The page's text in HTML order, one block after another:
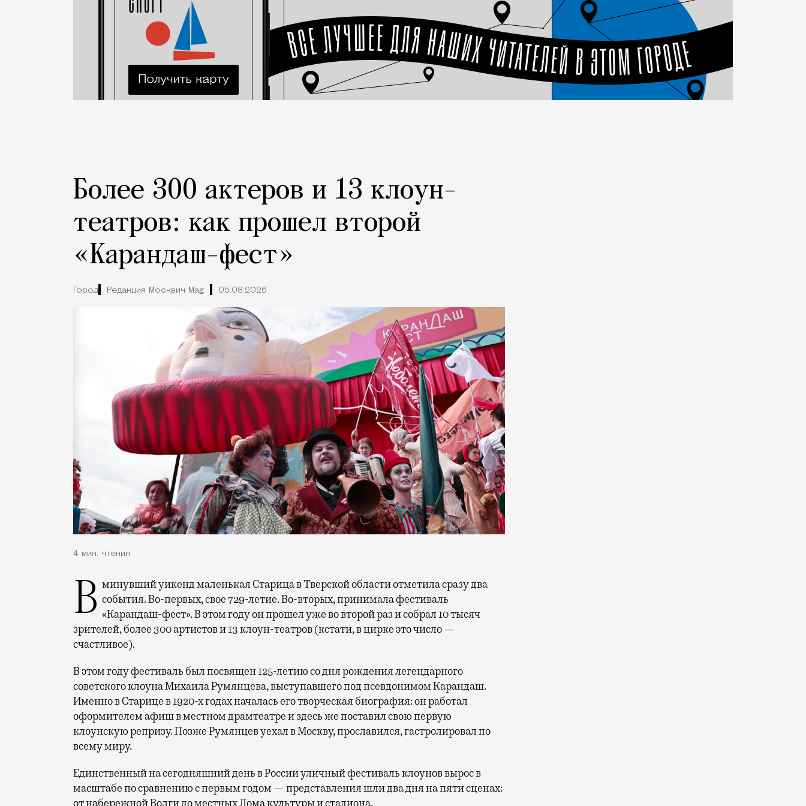
Более 300 актеров и 13 клоун-
театров: как прошел второй
«Карандаш-фест»
Город Редакция Москвич Mag 05.08.2026
4 мин. чтения
В минувший уикенд маленькая Старица в Тверской области отметила сразу два события. Во-первых, свое 729-летие. Во-вторых, принимала фестиваль
«Карандаш-фест». В этом году он прошел уже во второй раз и собрал 10 тысяч
зрителей, более 300 артистов и 13 клоун-театров (кстати, в цирке это число —
счастливое).
В этом году фестиваль был посвящен 125-летию со дня рождения легендарного
советского клоуна Михаила Румянцева, выступавшего под псевдонимом Карандаш.
Именно в Старице в 1920-х годах началась его творческая биография: он работал
оформителем афиш в местном драмтеатре и здесь же поставил свою первую
клоунскую репризу. Позже Румянцев уехал в Москву, прославился, гастролировал по
всему миру.
Единственный на сегодняшний день в России уличный фестиваль клоунов вырос в
масштабе по сравнению с первым годом — представления шли два дня на пяти сценах:
от набережной Волги до местных Дома культуры и стадиона.